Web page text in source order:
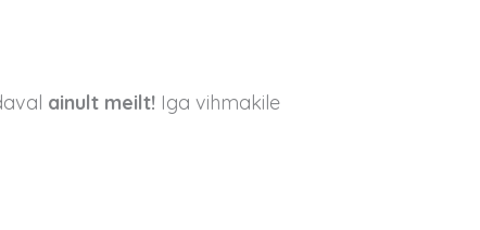
ainult meilt! Iga vihmakile